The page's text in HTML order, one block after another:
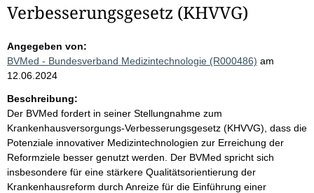
Verbesserungsgesetz (KHVVG)
Angegeben von:
BVMed - Bundesverband Medizintechnologie (R000486) am
12.06.2024
Beschreibung:
Der BVMed fordert in seiner Stellungnahme zum
Krankenhausversorgungs-Verbesserungsgesetz (KHVVG), dass die
Potenziale innovativer Medizintechnologien zur Erreichung der
Reformziele besser genutzt werden. Der BVMed spricht sich
insbesondere für eine stärkere Qualitätsorientierung der
Krankenhausreform durch Anreize für die Einführung einer